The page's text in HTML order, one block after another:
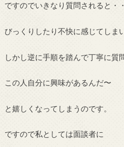
ですのでいきなり質問されると・
びっくりしたり不快に感じてしま
しかし逆に手順を踏んで丁寧に質
この人自分に興味があるんだ〜
と嬉しくなってしまうのです。
ですので私としては面談者に